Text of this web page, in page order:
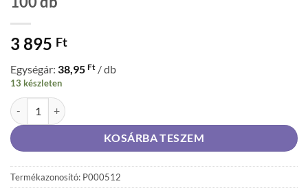
3 895 Ft
Egységár: 38,95 Ft / db
13 készleten
AMBULEX Latex Púderes Gumikesztyű "L" 100 db mennyiség
KOSÁRBA TESZEM
Termékazonosító: P000512